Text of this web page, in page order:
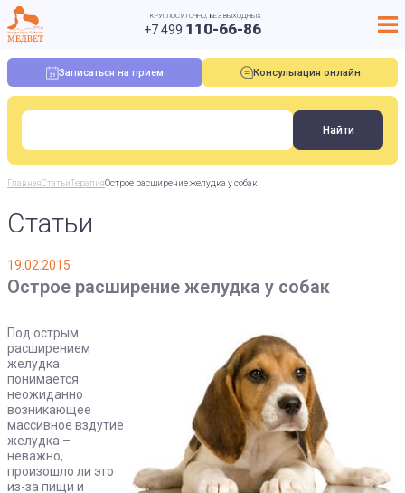
КРУГЛОСУТОЧНО, БЕЗ ВЫХОДНЫХ
+7 499 110-66-86
Записаться на прием Консультация онлайн
ГлавнаяСтатьиТерапияОстрое расширение желудка у собак
Статьи
19.02.2015
Острое расширение желудка у собак
Под острым
расширением
желудка
понимается
неожиданно
возникающее
массивное вздутие
желудка –
неважно,
произошло ли это
из-за пищи и